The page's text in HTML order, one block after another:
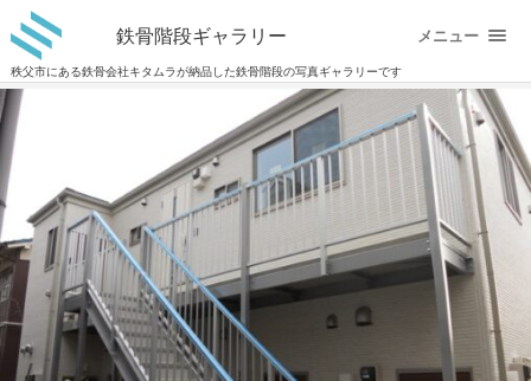
鉄骨階段ギャラリー
秩父市にある鉄骨会社キタムラが納品した鉄骨階段の写真ギャラリーです
メニュー